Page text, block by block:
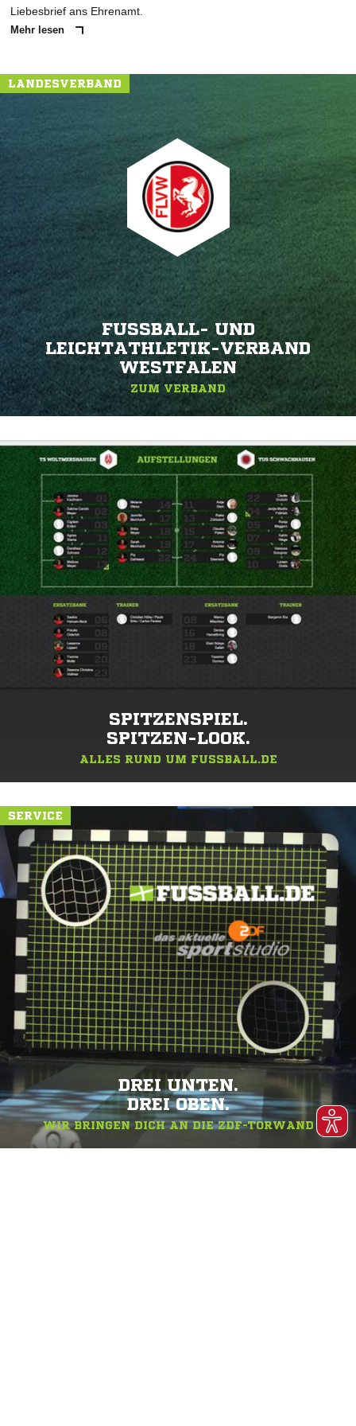
Liebesbrief ans Ehrenamt.
Mehr lesen
LANDESVERBAND
FUSSBALL- UND L
EICHTATHLETIK-VERBAND W
ESTFALEN
ZUM VERBAND
SPITZENSPIEL.
SPITZEN-LOOK.
ALLES RUND UM FUSSBALL.DE
SERVICE
DREI UNTEN.
DREI OBEN.
WIR BRINGEN DICH AN DIE ZDF-TORWAND